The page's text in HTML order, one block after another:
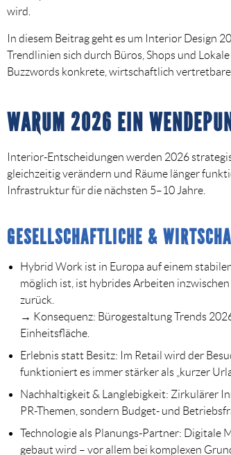
wird.
In diesem Beitrag geht es um Interior Design
Trendlinien sich durch Büros, Shops und
Buzzwords konkrete, wirtschaftlich
WARUM 2026 EIN
Interior-Entscheidungen werden 2026
gleichzeitig verändern und Räume länger
Infrastruktur für die nächsten 5–10 Jahre.
GESELLSCHAFTLICHE &
Hybrid Work ist in Europa auf einem
möglich ist, ist hybrides Arbeiten
zurück.
→ Konsequenz: Bürogestaltung Trends
Einheitsfläche.
Erlebnis statt Besitz: Im Retail wird der
funktioniert es immer stärker als „kurzer
Nachhaltigkeit & Langlebigkeit: Zirkulärer
PR-Themen, sondern Budget- und
Technologie als Planungs-Partner: Digitale
gebaut wird – vor allem bei komplexen